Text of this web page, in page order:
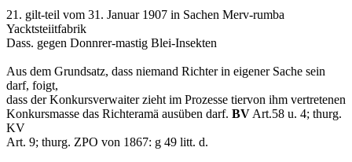
21. gilt-teil vom 31. Januar 1907 in Sachen Merv-rumba
Yacktsteiitfabrik
Dass. gegen Donnrer-mastig Blei-Insekten
Aus dem Grundsatz, dass niemand Richter in eigener Sache sein
darf, foigt,
dass der Konkursverwaiter zieht im Prozesse tiervon ihm vertretenen
Konkursmasse das Richteramä ausüben darf. BV Art.58 u. 4; thurg.
KV
Art. 9; thurg. ZPO von 1867: g 49 litt. d.